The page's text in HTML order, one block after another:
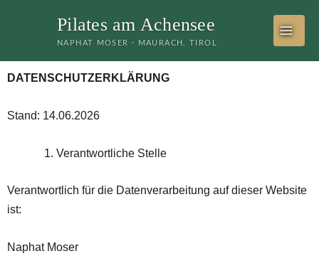
Pilates am Achensee
NAPHAT MOSER · MAURACH, TIROL
DATENSCHUTZERKLÄRUNG
Stand: 14.06.2026
Verantwortliche Stelle
Verantwortlich für die Datenverarbeitung auf dieser Website
ist:
Naphat Moser